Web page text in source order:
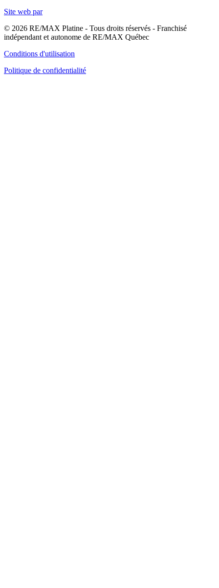
Site web par
© 2026 RE/MAX Platine - Tous droits réservés - Franchisé
indépendant et autonome de RE/MAX Québec
Conditions d'utilisation
Politique de confidentialité